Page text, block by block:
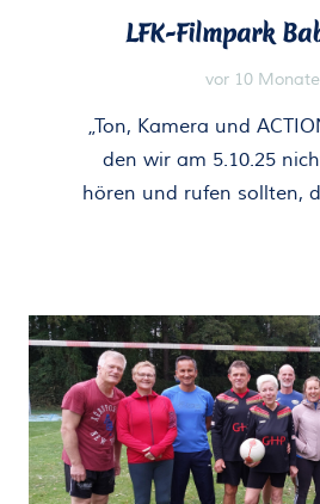
LFK-Filmpark
vor 10
„Ton, Kamera und
den wir am 5.10.25
hören und rufen sollten,